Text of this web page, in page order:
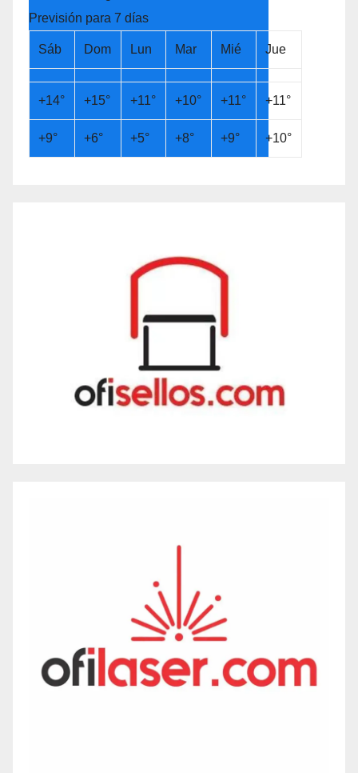
Previsión para 7 días
Sáb Dom Lun Mar Mié Jue
+14° +15° +11° +10° +11° +11°
+9° +6° +5° +8° +9° +10°